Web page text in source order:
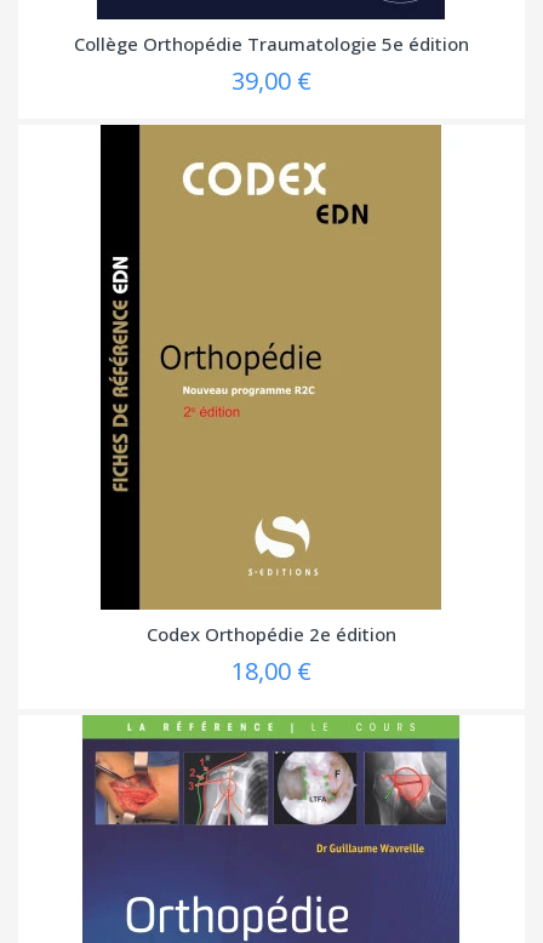
Collège Orthopédie Traumatologie 5e édition
39,00 €
Codex Orthopédie 2e édition
18,00 €